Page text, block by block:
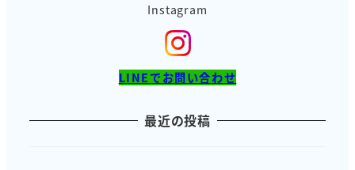
Instagram
LINEでお問い合わせ
最近の投稿